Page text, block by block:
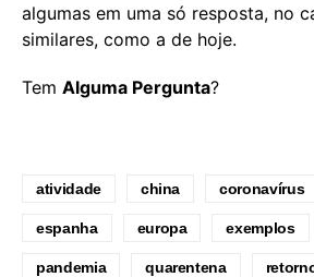
algumas em uma só resposta, no
similares, como a de hoje.
Tem Alguma Pergunta?
atividade china coronavírus
espanha europa exemplos
pandemia quarentena